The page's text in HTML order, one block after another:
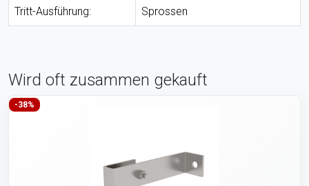
Tritt-Ausführung: Sprossen
Wird oft zusammen gekauft
-38%